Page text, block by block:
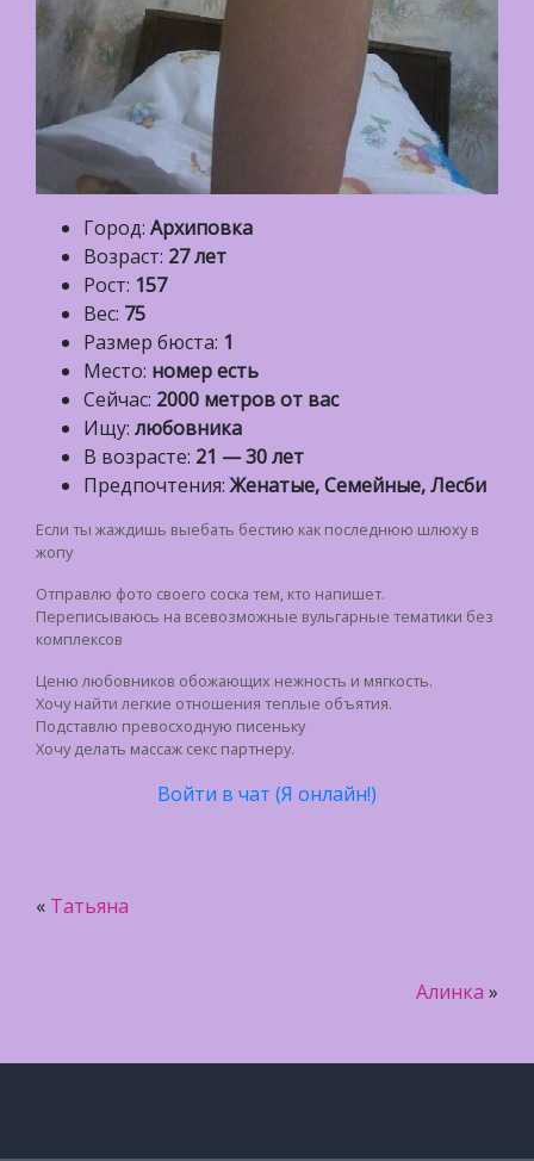
Город: Архиповка
Возраст: 27 лет
Рост: 157
Вес: 75
Размер бюста: 1
Место: номер есть
Сейчас: 2000 метров от вас
Ищу: любовника
В возрасте: 21 — 30 лет
Предпочтения:Женатые, Семейные, Лесби
Если ты жаждишь выебать бестию как последнюю шлюху в
жопу
Отправлю фото своего соска тем, кто напишет.
Переписываюсь на всевозможные вульгарные тематики без
комплексов
Ценю любовников обожающих нежность и мягкость.
Хочу найти легкие отношения теплые объятия.
Подставлю превосходную писеньку
Хочу делать массаж секс партнеру.
Войти в чат (Я онлайн!)
« Татьяна
Алинка »